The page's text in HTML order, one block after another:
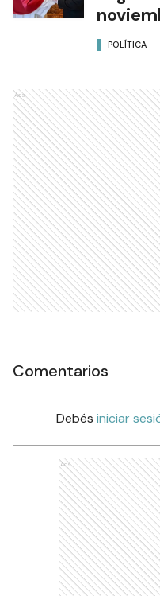
POLÍTICA
Ads
Comentarios
Debés iniciar
Ads